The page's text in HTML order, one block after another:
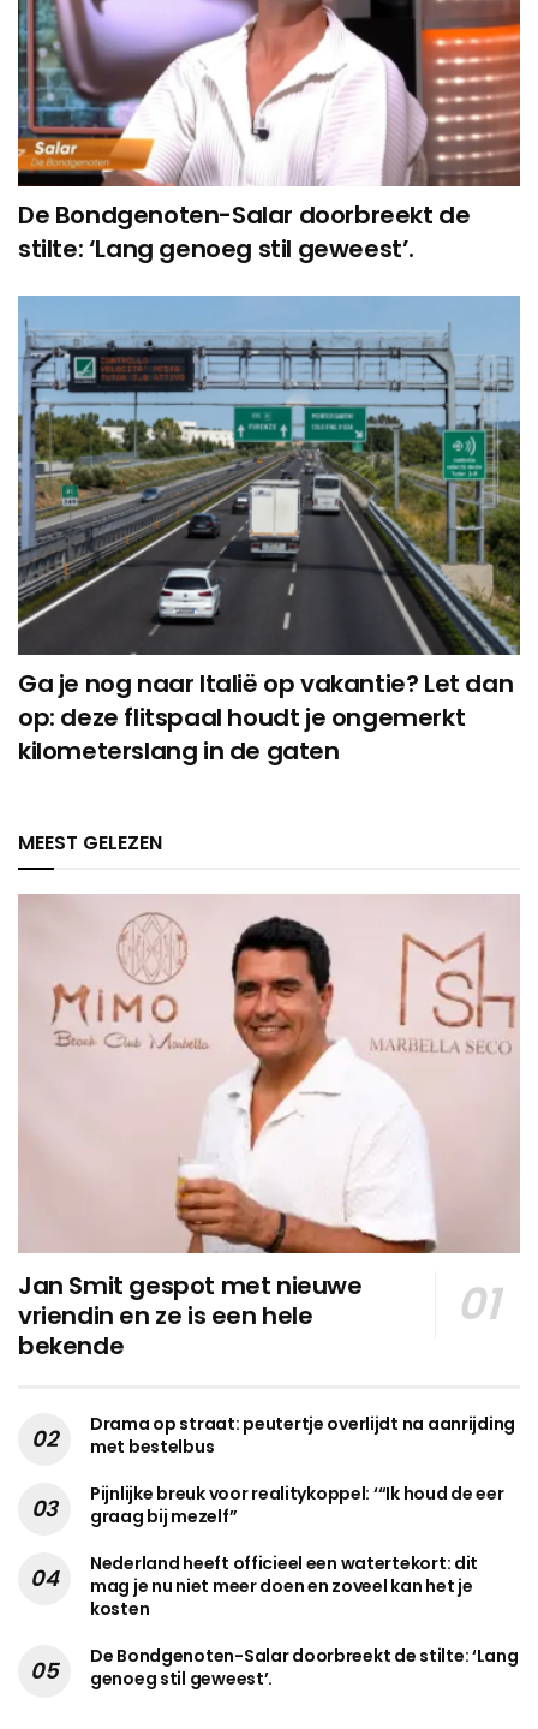
De Bondgenoten-Salar doorbreekt de
stilte: ‘Lang genoeg stil geweest’.
Ga je nog naar Italië op vakantie? Let dan
op: deze flitspaal houdt je ongemerkt
kilometerslang in de gaten
MEEST GELEZEN
Jan Smit gespot met nieuwe
vriendin en ze is een hele
bekende
Drama op straat: peutertje overlijdt na aanrijding
met bestelbus
Pijnlijke breuk voor realitykoppel: ‘“Ik houd de eer
graag bij mezelf”
Nederland heeft officieel een watertekort: dit
mag je nu niet meer doen en zoveel kan het je
kosten
De Bondgenoten-Salar doorbreekt de stilte: ‘Lang
genoeg stil geweest’.